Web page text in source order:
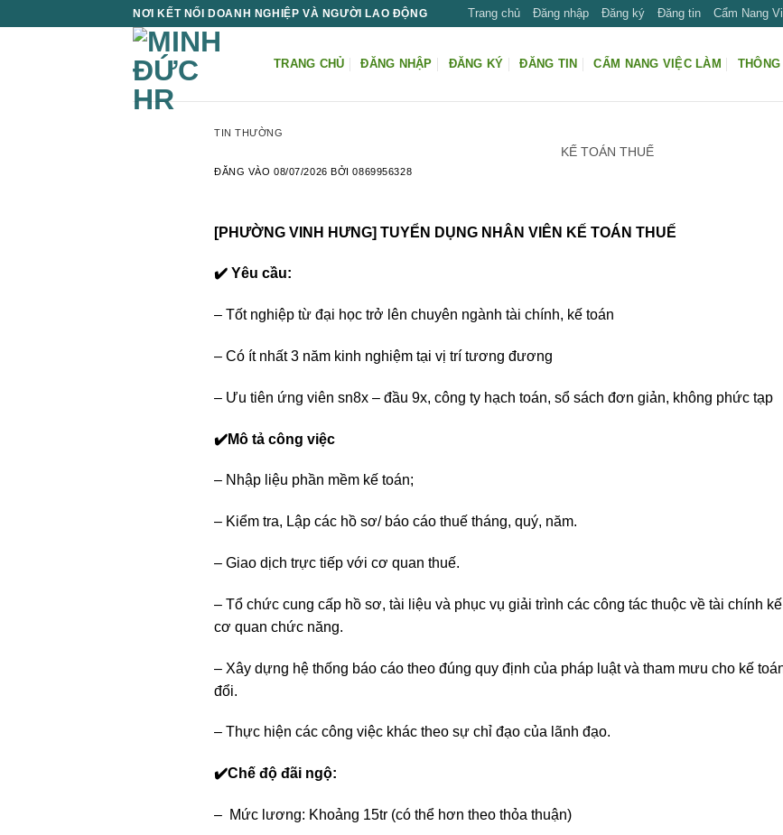
NƠI KẾT NỐI DOANH NGHIỆP VÀ NGƯỜI LAO ĐỘNG Trang chủ Đăng nhập Đăng ký Đăng tin Cẩm Nang
TRANG CHỦ ĐĂNG NHẬP ĐĂNG KÝ ĐĂNG TIN CẨM NANG VIỆC LÀM
TIN THƯỜNG
KẾ TOÁN THUẾ
ĐĂNG VÀO08/07/2026 BỞI0869956328
[PHƯỜNG VINH HƯNG] TUYỂN DỤNG NHÂN VIÊN KẾ TOÁN THUẾ
✔️ Yêu cầu:
– Tốt nghiệp từ đại học trở lên chuyên ngành tài chính, kế toán
– Có ít nhất 3 năm kinh nghiệm tại vị trí tương đương
– Ưu tiên ứng viên sn8x – đầu 9x, công ty hạch toán, sổ sách đơn giản, không phức tạp
✔️Mô tả công việc
– Nhập liệu phần mềm kế toán;
– Kiểm tra, Lập các hồ sơ/ báo cáo thuế tháng, quý, năm.
– Giao dịch trực tiếp với cơ quan thuế.
– Tổ chức cung cấp hồ sơ, tài liệu và phục vụ giải trình các công tác thuộc về tài chính
cơ quan chức năng.
– Xây dựng hệ thống báo cáo theo đúng quy định của pháp luật và tham mưu cho kế
đổi.
– Thực hiện các công việc khác theo sự chỉ đạo của lãnh đạo.
✔️Chế độ đãi ngộ:
– Mức lương: Khoảng 15tr (có thể hơn theo thỏa thuận)